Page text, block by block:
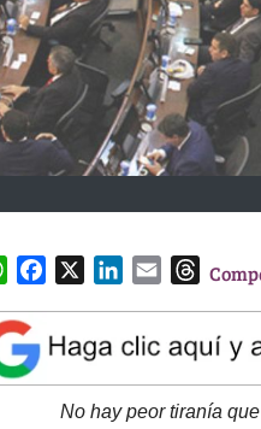
W
a
t
s
e
b
k
e
d
l
T
e
a
d
No hay peor tiranía